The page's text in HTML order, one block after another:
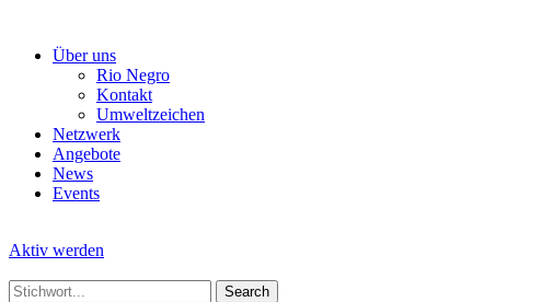
Über uns
Rio Negro
Kontakt
Umweltzeichen
Netzwerk
Angebote
News
Events
Aktiv werden